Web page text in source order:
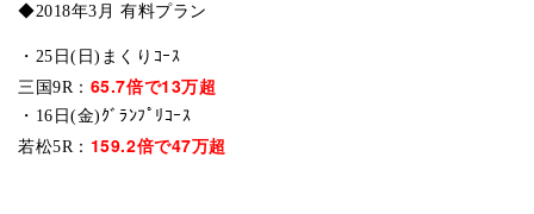
◆2018年3月 有料プラン
・25日(日)まくりｺｰｽ
三国9R： 65.7倍で13万超
・16日(金)ｸﾞﾗﾝﾌﾟﾘｺｰｽ
若松5R： 159.2倍で47万超